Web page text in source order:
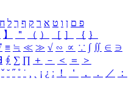
פ ם ן ו ט א ר ק ף ך ל ח
】 ＂ （ ） ［ ］ ｛ ｝
≡ ≒ ≪ ≫ √ ∽ ∝ ∵ ∫ ∬ ∈ ∋
∮ ∑ ∏ ＋ － ＜ ＝
＞
ˇ ˘ ˝ ˚ ˙ ¸ ¡ ¿ ː ！ ＇ ， ． ／
：